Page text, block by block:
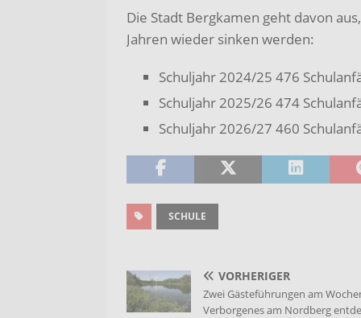
Die Stadt Bergkamen geht davon
Jahren wieder sinken werden:
Schuljahr 2024/25 476
Schuljahr 2025/26 474
Schuljahr 2026/27 460
SCHULE
VORHERIGER
Zwei Gästeführungen am
Verborgenes am Nordberg